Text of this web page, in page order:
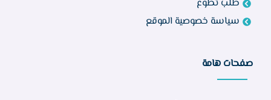
طلب تطوع
سياسة خصوصية الموقع
صفحات هامة